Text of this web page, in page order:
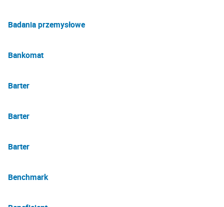
Badania przemysłowe
Bankomat
Barter
Barter
Barter
Benchmark